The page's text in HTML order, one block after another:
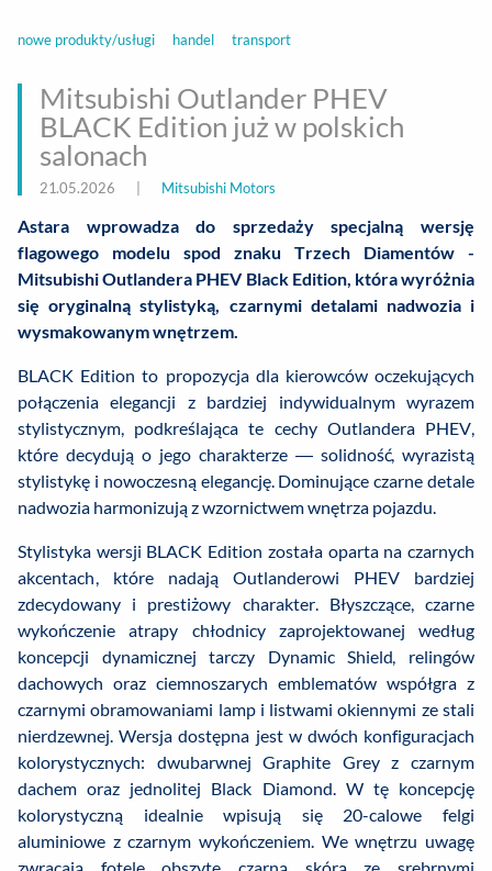
nowe produkty/usługi handel transport
Mitsubishi Outlander PHEV
BLACK Edition już w polskich
salonach
21.05.2026 Mitsubishi Motors
Astara wprowadza do sprzedaży specjalną wersję
flagowego modelu spod znaku Trzech Diamentów -
Mitsubishi Outlandera PHEV Black Edition, która wyróżnia
się oryginalną stylistyką, czarnymi detalami nadwozia i
wysmakowanym wnętrzem.
BLACK Edition to propozycja dla kierowców oczekujących
połączenia elegancji z bardziej indywidualnym wyrazem
stylistycznym, podkreślająca te cechy Outlandera PHEV,
które decydują o jego charakterze — solidność, wyrazistą
stylistykę i nowoczesną elegancję. Dominujące czarne detale
nadwozia harmonizują z wzornictwem wnętrza pojazdu.
Stylistyka wersji BLACK Edition została oparta na czarnych
akcentach, które nadają Outlanderowi PHEV bardziej
zdecydowany i prestiżowy charakter. Błyszczące, czarne
wykończenie atrapy chłodnicy zaprojektowanej według
koncepcji dynamicznej tarczy Dynamic Shield, relingów
dachowych oraz ciemnoszarych emblematów współgra z
czarnymi obramowaniami lamp i listwami okiennymi ze stali
nierdzewnej. Wersja dostępna jest w dwóch konfiguracjach
kolorystycznych: dwubarwnej Graphite Grey z czarnym
dachem oraz jednolitej Black Diamond. W tę koncepcję
kolorystyczną idealnie wpisują się 20-calowe felgi
aluminiowe z czarnym wykończeniem. We wnętrzu uwagę